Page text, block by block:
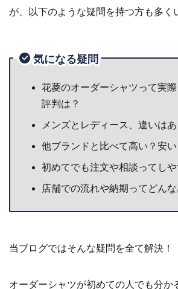
が、以下のような疑問を持つ方も多く
気になる疑問
花菱のオーダーシャツって実
評判は？
メンズとレディース、違いはあ
他ブランドと比べて高い？安い
初めてでも注文や相談ってしや
店舗での流れや納期ってどんな
当ブログではそんな疑問を全て解決！
オーダーシャツが初めての人でも分か